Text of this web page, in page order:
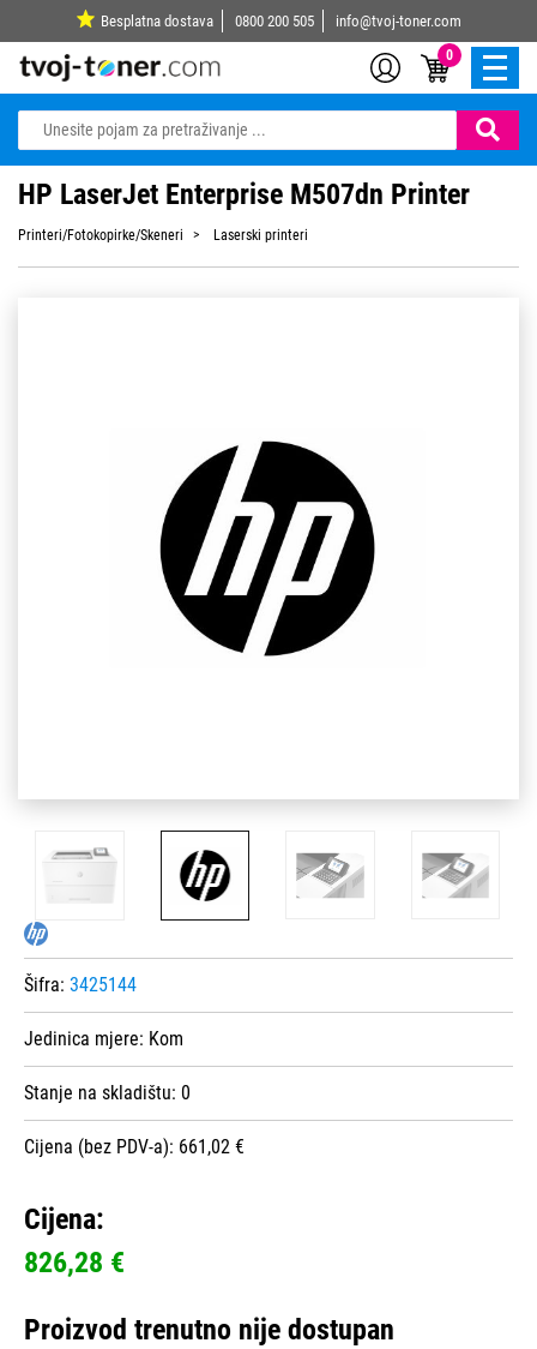
Besplatna dostava 0800 200 505 info@tvoj-toner.com
0
HP LaserJet Enterprise M507dn Printer
Printeri/Fotokopirke/Skeneri Laserski printeri
Šifra: 3425144
Jedinica mjere: Kom
Stanje na skladištu: 0
Cijena (bez PDV-a): 661,02 €
Cijena:
826,28 €
Proizvod trenutno nije dostupan